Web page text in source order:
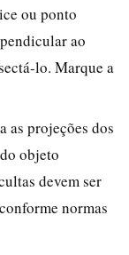
ou ponto
ao
lo. Marque a
as projeções dos
objeto
devem ser
normas